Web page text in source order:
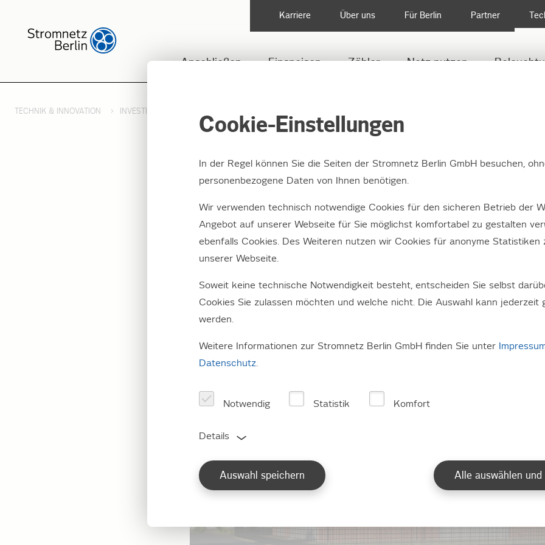
Anschließen Einspeisen Zähler Netz nutzen
Karriere Über uns Für Berlin Partner
TECHNIK & INNOVATION INVESTITIONEN
Neubau eines
Marzahn
In einer Metropole wie Berlin sind zur Verteilung der
Komponenten notwendig: Über Kabel wird der Strom
und in Umspannwerken und Netzstationen wird der
Cookie-Einstellungen
In der Regel können Sie die Seiten der Stromnetz Berlin GmbH besuchen,
personenbezogene Daten von Ihnen benötigen.
Wir verwenden technisch notwendige Cookies für den sicheren Betrieb der
Angebot auf unserer Webseite für Sie möglichst komfortabel zu gestalten
ebenfalls Cookies. Des Weiteren nutzen wir Cookies für anonyme Statistiken
unserer Webseite.
Soweit keine technische Notwendigkeit besteht, entscheiden Sie selbst
Cookies Sie zulassen möchten und welche nicht. Die Auswahl kann jederzeit
werden.
Weitere Informationen zur Stromnetz Berlin GmbH finden Sie unter
Datenschutz.
Notwendig Statistik Komfort
Details
Auswahl speichern Alle auswählen